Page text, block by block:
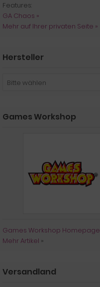
Features:
GA Chaos »
Mehr auf Ihrer privaten Seite »
Hersteller
Bitte wählen
Games Workshop
Games Workshop Homepage
Mehr Artikel »
Versandland